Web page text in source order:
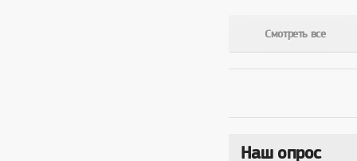
Смотреть все
Наш опрос